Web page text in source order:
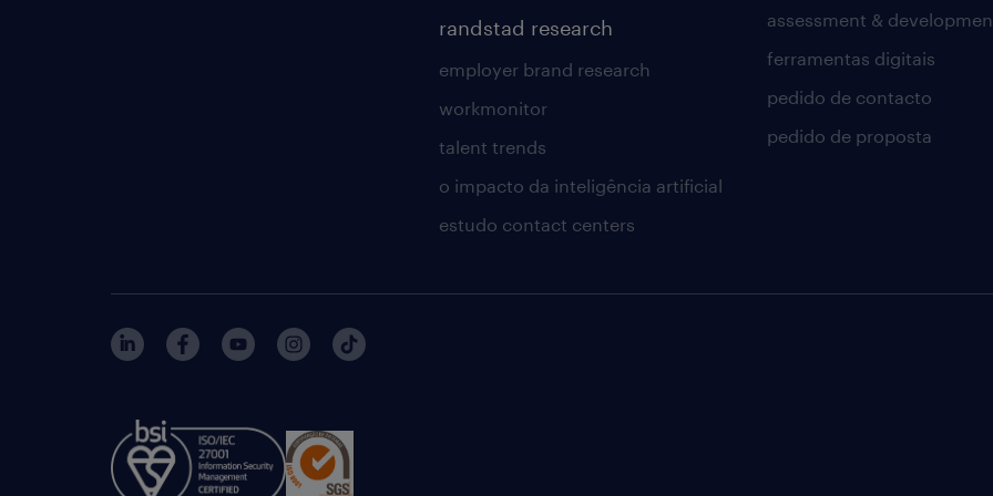
randstad research
employer brand research
workmonitor
talent trends
o impacto da inteligência artificial
estudo contact centers
assessment &
ferramentas digitais
pedido de contacto
pedido de proposta